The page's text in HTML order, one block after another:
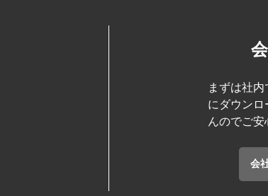
まずは社
にダウン
んのでご安
会